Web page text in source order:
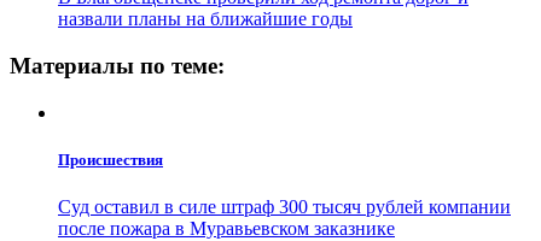
назвали планы на ближайшие годы
Материалы по теме:
Проиcшествия
Суд оставил в силе штраф 300 тысяч рублей компании
после пожара в Муравьевском заказнике